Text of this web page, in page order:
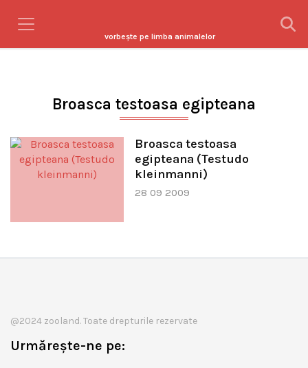
vorbeşte pe limba animalelor
Broasca testoasa egipteana
Broasca testoasa
egipteana (Testudo
kleinmanni)
28 09 2009
@2024 zooland. Toate drepturile rezervate
Urmărește-ne pe: